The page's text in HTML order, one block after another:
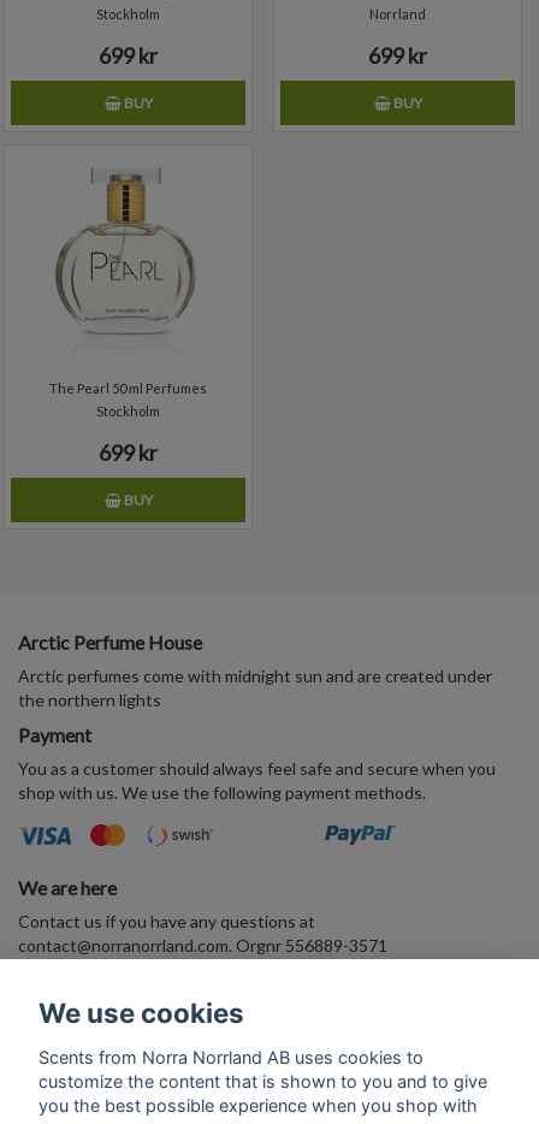
Stockholm
699 kr
BUY
Norrland
699 kr
BUY
The Pearl 50 ml Perfumes
Stockholm
699 kr
BUY
Arctic Perfume House
Arctic perfumes come with midnight sun and are created under
the northern lights
Payment
You as a customer should always feel safe and secure when you
shop with us. We use the following payment methods.
We are here
Contact us if you have any questions at
contact@norranorrland.com. Orgnr 556889-3571
Enter your E-mail address and join the Arctic perfume world
Subscribe
We use cookies
Scents from Norra Norrland AB uses cookies to
customize the content that is shown to you and to give
you the best possible experience when you shop with